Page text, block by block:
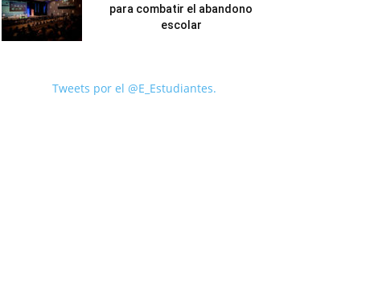
para combatir el abandono
escolar
Tweets por el @E_Estudiantes.